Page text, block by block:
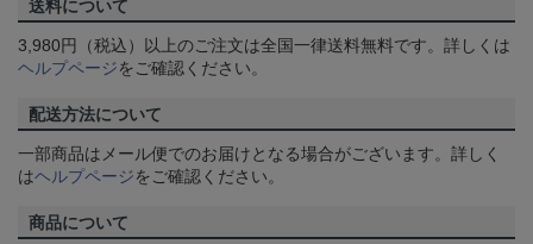
送料について
3,980円（税込）以上のご注文は全国一律送料無料です。詳しくは
ヘルプページをご確認ください。
配送方法について
一部商品はメール便でのお届けとなる場合がございます。詳しく
はヘルプページをご確認ください。
商品について